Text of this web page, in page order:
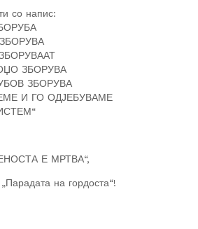
со напис:
ЗБОРУВА
ЗБОРУВА
И ГО ОДЈЕБУВАМЕ
Е МРТВА“,
на гордоста“!